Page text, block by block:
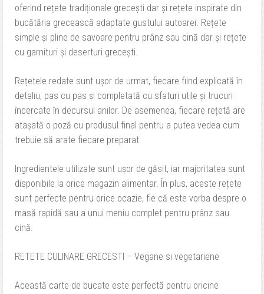
oferind rețete tradiționale grecești dar și rețete inspirate din
bucătăria grecească adaptate gustului autoarei. Rețete
simple și pline de savoare pentru prânz sau cină dar și rețete
cu garnituri și deserturi grecești.
Rețetele redate sunt ușor de urmat, fiecare fiind explicată în
detaliu, pas cu pas și completată cu sfaturi utile și trucuri
încercate în decursul anilor. De asemenea, fiecare rețetă are
atașată o poză cu produsul final pentru a putea vedea cum
trebuie să arate fiecare preparat.
Ingredientele utilizate sunt ușor de găsit, iar majoritatea sunt
disponibile la orice magazin alimentar. În plus, aceste rețete
sunt perfecte pentru orice ocazie, fie că este vorba despre o
masă rapidă sau a unui meniu complet pentru prânz sau
cină.
RETETE CULINARE GRECESTI – Vegane si vegetariene
Această carte de bucate este perfectă pentru oricine